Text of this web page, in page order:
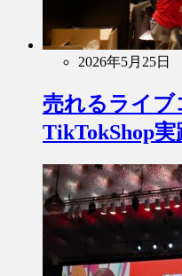
2026年5月25日
売れるライブ
TikTokShop